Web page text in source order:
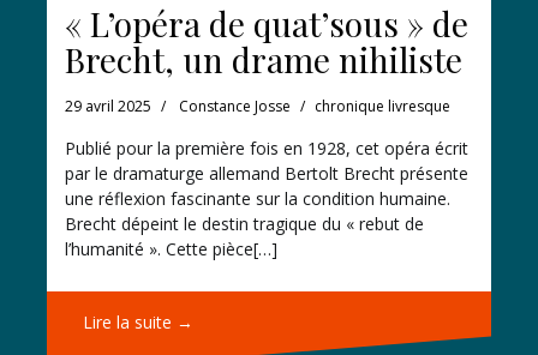
« L’opéra de quat’sous » de
Brecht, un drame nihiliste
29 avril 2025 Constance Josse chronique livresque
Publié pour la première fois en 1928, cet opéra écrit
par le dramaturge allemand Bertolt Brecht présente
une réflexion fascinante sur la condition humaine.
Brecht dépeint le destin tragique du « rebut de
l’humanité ». Cette pièce[…]
Lire la suite →